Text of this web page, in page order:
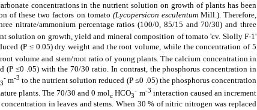
concentrations in the nutrient solution on growth of plants has been
of these two factors on tomato (Lycopersicon esculentumMill.). Therefore,
nitrate/ammonium percentage ratios (100/0, 85/15 and 70/30) and three
solution on growth, yield and mineral composition of tomato 'cv. Slolly F-1'
(P ≤ 0.05) dry weight and the root volume, while the concentration of 5
volume and stem/root ratio of young plants. The calcium concentration in
(P ≤0 .05) with the 70/30 ratio. In contrast, the phosphorus concentration in
3
-m-3 to the nutrient solution reduced (P ≤0 .05) the phosphorus concentration
plants. The 70/30 and 0 molc HCO3
- m-3 interaction caused an increment
in leaves and stems. When 30 % of nitric nitrogen was replaced